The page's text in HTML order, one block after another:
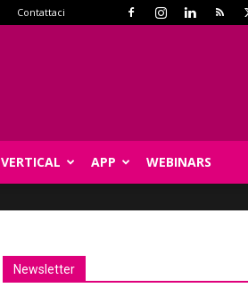
Contattaci
VERTICAL APP WEBINARS
Newsletter